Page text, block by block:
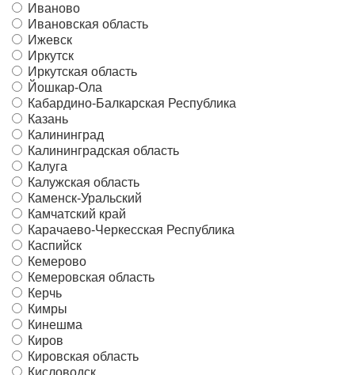
Иваново
Ивановская область
Ижевск
Иркутск
Иркутская область
Йошкар-Ола
Кабардино-Балкарская Республика
Казань
Калининград
Калининградская область
Калуга
Калужская область
Каменск-Уральский
Камчатский край
Карачаево-Черкесская Республика
Каспийск
Кемерово
Кемеровская область
Керчь
Кимры
Кинешма
Киров
Кировская область
Кисловодск